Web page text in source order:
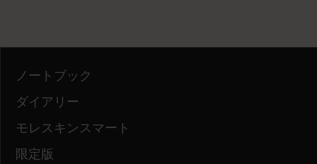
ノートブック
ダイアリー
モレスキンスマート
限定版